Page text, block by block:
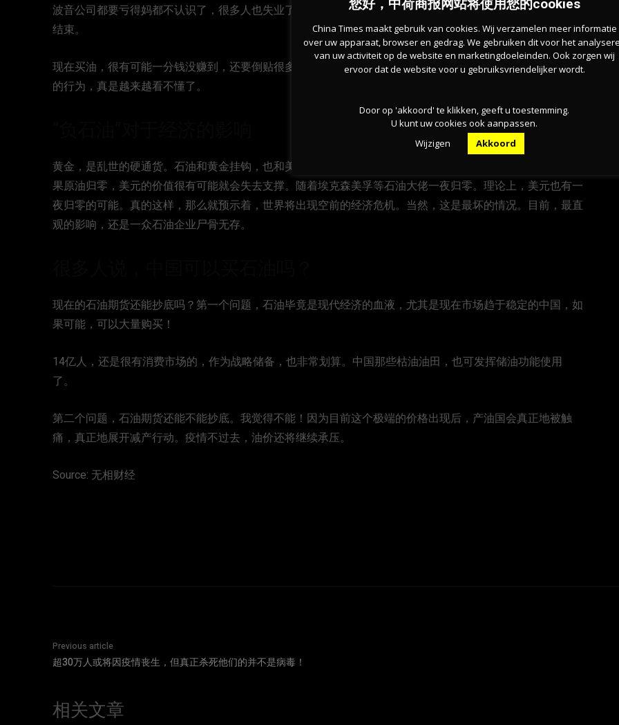
波音公司都要亏得妈都不认识了，很多人也失业了。美国专家预计，病毒在美国的肆虐，至少到2022年才能
结束。
现在买油，很有可能一分钱没赚到，还要倒贴很多钱进去。再说，今天是-37，明天可能是-73呢? 哎，特朗普
的行为，真是越来越看不懂了。
黄金，是乱世的硬通货。石油和黄金挂钩，也和美元挂钩。美元是自二战来，一直跟原油捆绑的货币品种。如
果原油归零，美元的价值很有可能就会失去支撑。随着埃克森美孚等石油大佬一夜归零。理论上，美元也有一
夜归零的可能。真的这样，那么就预示着，世界将出现空前的经济危机。当然，这是最坏的情况。目前，最直
观的影响，还是一众石油企业尸骨无存。
现在的石油期货还能抄底吗？第一个问题，石油毕竟是现代经济的血液，尤其是现在市场趋于稳定的中国，如
果可能，可以大量购买！
14亿人，还是很有消费市场的，作为战略储备，也非常划算。中国那些枯油油田，也可发挥储油功能使用
了。
第二个问题，石油期货还能不能抄底。我觉得不能！因为目前这个极端的价格出现后，产油国会真正地被触
痛，真正地展开减产行动。疫情不过去，油价还将继续承压。
Source: 无相财经
Previous article
超30万人或将因疫情丧生，但真正杀死他们的并不是病毒！
相关文章
您好，中荷商报网站将使用您的cookies
China Times maakt gebruik van cookies. Wij verzamelen meer informatie
over uw apparaat, browser en gedrag. We gebruiken dit voor het
van uw activiteit op de website en marketingdoeleinden. Ook zorgen wij
ervoor dat de website voor u gebruiksvriendelijker wordt.
Door op 'akkoord' te klikken, geeft u toestemming.
U kunt uw cookies ook aanpassen.
Wijzigen
Akkoord